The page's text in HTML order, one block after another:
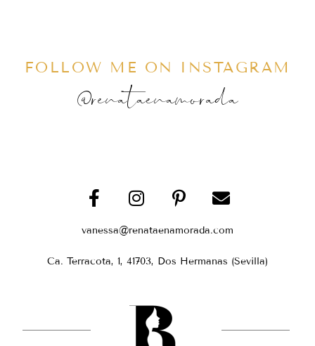
FOLLOW ME ON INSTAGRAM
@renataenamorada
vanessa@renataenamorada.com
Ca. Terracota, 1, 41703, Dos Hermanas (Sevilla)